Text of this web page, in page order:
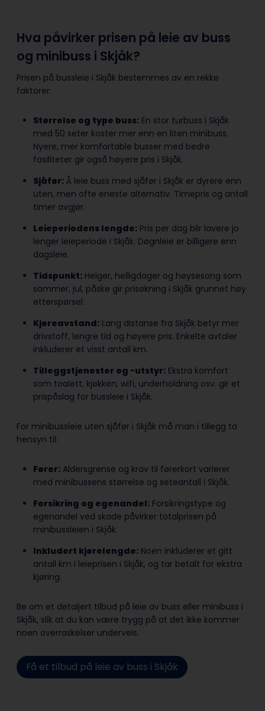
Hva påvirker prisen på leie av buss
og minibuss i Skjåk?
Prisen på bussleie i Skjåk bestemmes av en rekke
faktorer:
Størrelse og type buss: En stor turbuss i Skjåk
med 50 seter koster mer enn en liten minibuss.
Nyere, mer komfortable busser med bedre
fasiliteter gir også høyere pris i Skjåk.
Sjåfør: Å leie buss med sjåfør i Skjåk er dyrere enn
uten, men ofte eneste alternativ. Timepris og antall
timer avgjør.
Leieperiodens lengde: Pris per dag blir lavere jo
lenger leieperiode i Skjåk. Døgnleie er billigere enn
dagsleie.
Tidspunkt: Helger, helligdager og høysesong som
sommer, jul, påske gir prisøkning i Skjåk grunnet høy
etterspørsel.
Kjøreavstand: Lang distanse fra Skjåk betyr mer
drivstoff, lengre tid og høyere pris. Enkelte avtaler
inkluderer et visst antall km.
Tilleggstjenester og -utstyr: Ekstra komfort
som toalett, kjøkken, wifi, underholdning osv. gir et
prispåslag for bussleie i Skjåk.
For minibussleie uten sjåfør i Skjåk må man i tillegg ta
hensyn til:
Fører: Aldersgrense og krav til førerkort varierer
med minibussens størrelse og seteantall i Skjåk.
Forsikring og egenandel: Forsikringstype og
egenandel ved skade påvirker totalprisen på
minibussleien i Skjåk.
Inkludert kjørelengde: Noen inkluderer et gitt
antall km i leieprisen i Skjåk, og tar betalt for ekstra
kjøring.
Be om et detaljert tilbud på leie av buss eller minibuss i
Skjåk, slik at du kan være trygg på at det ikke kommer
noen overraskelser underveis.
Få et tilbud på leie av buss i Skjåk